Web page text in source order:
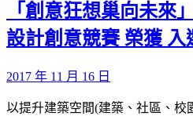
「創意狂想巢向未來
設計創意競賽 榮獲 入
2017 年 11 月 16 日
以提升建築空間(建築、社區、校